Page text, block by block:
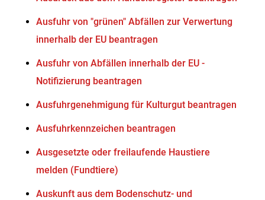
Ausfuhr von "grünen" Abfällen zur Verwertung
innerhalb der EU beantragen
Ausfuhr von Abfällen innerhalb der EU -
Notifizierung beantragen
Ausfuhrgenehmigung für Kulturgut beantragen
Ausfuhrkennzeichen beantragen
Ausgesetzte oder freilaufende Haustiere
melden (Fundtiere)
Auskunft aus dem Bodenschutz- und